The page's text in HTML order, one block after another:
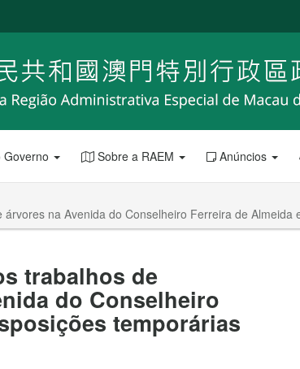
Governo Sobre a RAEM Anúncios
na Avenida do Conselheiro Ferreira de
trabalhos de
do Conselheiro
temporárias